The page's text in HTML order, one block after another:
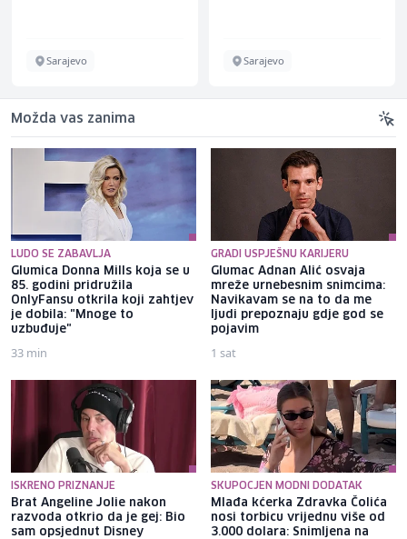
Sarajevo Sarajevo
Možda vas zanima
LUDO SE ZABAVLJA
Glumica Donna Mills koja se u
85. godini pridružila
OnlyFansu otkrila koji zahtjev
je dobila: "Mnoge to
uzbuđuje"
33 min
GRADI USPJEŠNU KARIJERU
Glumac Adnan Alić osvaja
mreže urnebesnim snimcima:
Navikavam se na to da me
ljudi prepoznaju gdje god se
pojavim
1 sat
ISKRENO PRIZNANJE
Brat Angeline Jolie nakon
razvoda otkrio da je gej: Bio
sam opsjednut Disney
SKUPOCJEN MODNI DODATAK
Mlađa kćerka Zdravka Čolića
nosi torbicu vrijednu više od
3.000 dolara: Snimljena na